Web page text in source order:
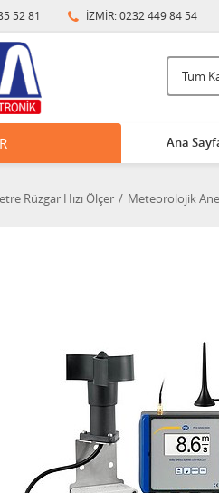
52 81 İZMİR: 0232 449 84 54
Ana
Rüzgar Hızı Ölçer Meteorolojik